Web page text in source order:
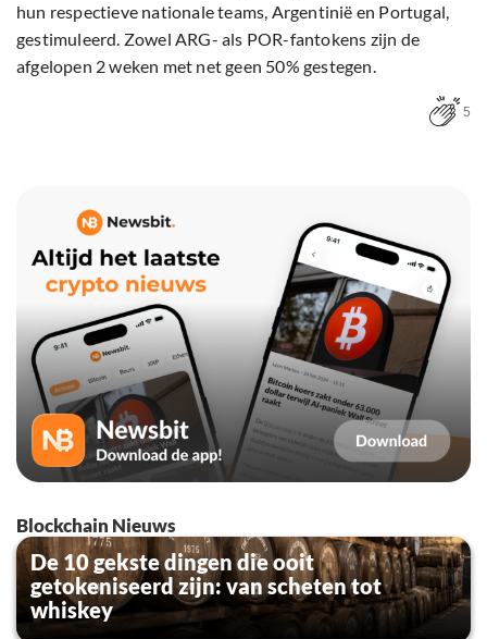
hun respectieve nationale teams, Argentinië en Portugal,
gestimuleerd. Zowel ARG- als POR-fantokens zijn de
afgelopen 2 weken met net geen 50% gestegen.
5
Blockchain Nieuws
De 10 gekste dingen die ooit
getokeniseerd zijn: van scheten tot
whiskey